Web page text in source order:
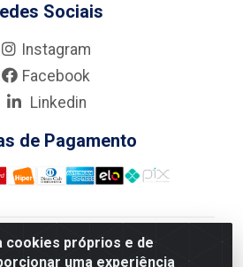
cookies próprios e de
uma experiência
Sociais
Instagram
Facebook
Linkedin
de Pagamento
de Material de Construção LTDA
330 - Vila Da Penha, Rio de